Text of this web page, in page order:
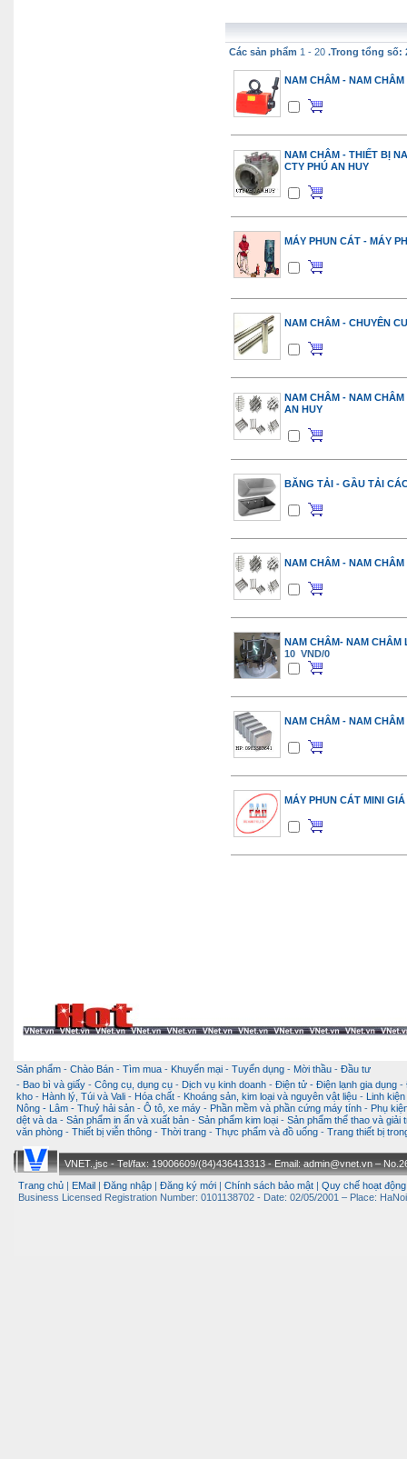
Các sản phẩm 1 - 20 .Trong tổng số:
NAM CHÂM - NAM
NAM CHÂM - THIẾT BỊ
CTY PHÚ AN HUY
MÁY PHUN CÁT - MÁY
NAM CHÂM - CHUYÊN
NAM CHÂM - NAM
AN HUY
BĂNG TẢI - GẦU TẢI
NAM CHÂM - NAM
NAM CHÂM- NAM CHÂM
10 VND/0
NAM CHÂM - NAM
MÁY PHUN CÁT MINI
Sản phẩm - Chào Bán - Tìm mua - Khuyến mại - Tuyển dụng - Mời thầu - Đầu tư
- Bao bì và giấy - Công cụ, dụng cụ - Dịch vụ kinh doanh - Điện tử - Điện lạnh gia dụng -
kho - Hành lý, Túi và Vali - Hóa chất - Khoáng sản, kim loại và nguyên vật liệu -
Linh
Nông - Lâm - Thuỷ hải sản - Ô tô, xe máy - Phần mềm và phần cứng máy tính - Phụ
dệt và da - Sản phẩm in ấn và xuất bản - Sản phẩm kim loại - Sản phẩm thể thao và giải
văn phòng - Thiết bị viễn thông - Thời trang - Thực phẩm và đồ uống - Trang thiết bị
VNET.,jsc - Tel/fax: 19006609/(84)436413313 - Email: admin@vnet.vn –
Trang chủ
EMail Đăng nhập Đăng ký mới Chính sách bảo mật Quy chế hoạt động
Business Licensed Registration Number: 0101138702 - Date: 02/05/2001 – Place: